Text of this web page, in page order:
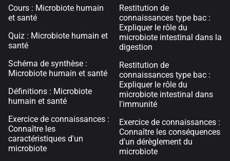
Cours : Microbiote humain
et santé
Quiz : Microbiote humain et
santé
Schéma de synthèse :
Microbiote humain et santé
Définitions : Microbiote
humain et santé
Exercice de connaissances :
Connaître les
caractéristiques d'un
microbiote
Restitution de
connaissances type bac :
Expliquer le rôle du
microbiote intestinal dans la
digestion
Restitution de
connaissances type bac :
Expliquer le rôle du
microbiote intestinal dans
l'immunité
Exercice de connaissances :
Connaître les conséquences
d'un dérèglement du
microbiote